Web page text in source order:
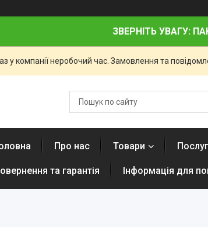
ЗВЕРНІТЬ УВАГУ:
у компанії неробочий час. Замовлення та
Про нас Товари
та гарантія Інформація для